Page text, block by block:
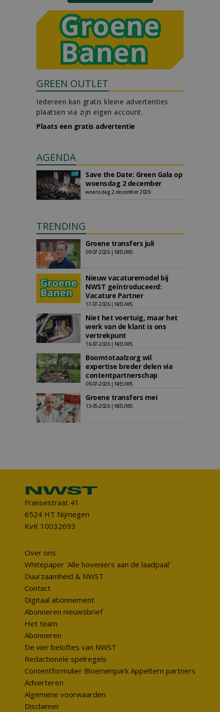
GREEN OUTLET
Iedereen kan gratis kleine advertenties
plaatsen via zijn eigen account.
Plaats een gratis advertentie
AGENDA
Save the Date: Green Gala op
woensdag 2 december
woensdag 2 december 2026
TRENDING
Groene transfers juli
09-07-2026 | NIEUWS
Nieuw vacaturemodel bij
NWST geïntroduceerd:
Vacature Partner
17-07-2026 | NIEUWS
Niet het voertuig, maar het
werk van de klant is ons
vertrekpunt
16-07-2026 | NIEUWS
Boomtotaalzorg wil
expertise breder delen via
contentpartnerschap
09-07-2026 | NIEUWS
Groene transfers mei
13-05-2026 | NIEUWS
Fransestraat 41
6524 HT Nijmegen
KvK 10032693
Over ons
Whitepaper 'Alle hoveniers aan de laadpaal'
Duurzaamheid & NWST
Contact
Digitaal abonnement
Abonneren nieuwsbrief
Het team
Abonneren
De vier beloftes van NWST
Redactionele spelregels
Contentformulier Bloemenpark Appeltern partners
Adverteren
Algemene voorwaarden
Disclaimer